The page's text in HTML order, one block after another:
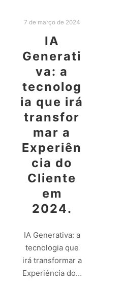
7 de março de 2024
IA
Generati
va: a
tecnolog
ia que irá
transfor
mar a
Experiên
cia do
Cliente
em
2024.
IA Generativa: a
tecnologia que
irá transformar a
Experiência do…